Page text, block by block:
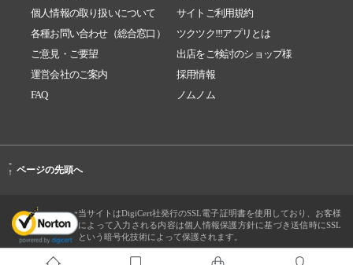
個人情報の取り扱いについて
サイトご利用規約
各種お問い合わせ（総合窓口）
ツクツク!!!アプリとは
ご意見・ご要望
出店をご検討のショップ様
運営会社のご案内
採用情報
FAQ
ノムノム
-
↑ ページの先頭へ
当サイトはDigiCert社発行のSSL電子証明書を使用しており、お客様
によって入力される内容は個人情報保護方針に基づき送信時にSSL
という暗号化技術によって保護されます。